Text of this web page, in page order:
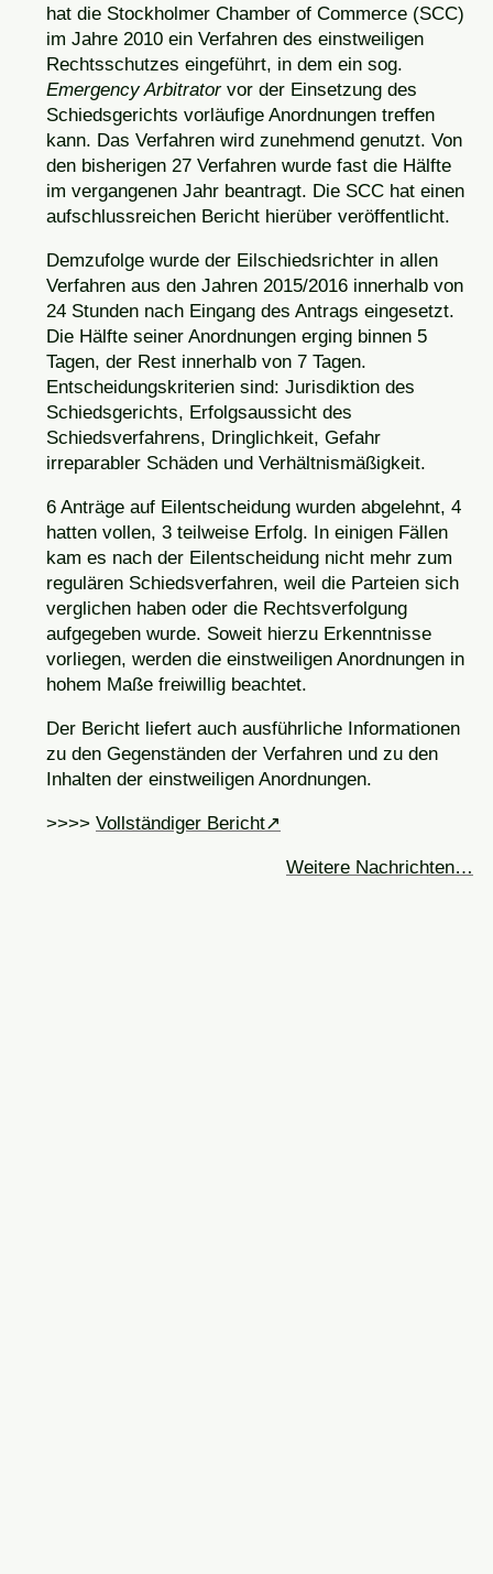
hat die Stockholmer Chamber of Commerce (SCC)
im Jahre 2010 ein Verfahren des einstweiligen
Rechtsschutzes eingeführt, in dem ein sog.
Emergency Arbitratorvor der Einsetzung des
Schiedsgerichts vorläufige Anordnungen treffen
kann. Das Verfahren wird zunehmend genutzt. Von
den bisherigen 27 Verfahren wurde fast die Hälfte
im vergangenen Jahr beantragt. Die SCC hat einen
aufschlussreichen Bericht hierüber veröffentlicht.
Demzufolge wurde der Eilschiedsrichter in allen
Verfahren aus den Jahren 2015/2016 innerhalb von
24 Stunden nach Eingang des Antrags eingesetzt.
Die Hälfte seiner Anordnungen erging binnen 5
Tagen, der Rest innerhalb von 7 Tagen.
Entscheidungskriterien sind: Jurisdiktion des
Schiedsgerichts, Erfolgsaussicht des
Schiedsverfahrens, Dringlichkeit, Gefahr
irreparabler Schäden und Verhältnismäßigkeit.
6 Anträge auf Eilentscheidung wurden abgelehnt, 4
hatten vollen, 3 teilweise Erfolg. In einigen Fällen
kam es nach der Eilentscheidung nicht mehr zum
regulären Schiedsverfahren, weil die Parteien sich
verglichen haben oder die Rechtsverfolgung
aufgegeben wurde. Soweit hierzu Erkenntnisse
vorliegen, werden die einstweiligen Anordnungen in
hohem Maße freiwillig beachtet.
Der Bericht liefert auch ausführliche Informationen
zu den Gegenständen der Verfahren und zu den
Inhalten der einstweiligen Anordnungen.
>>>> Vollständiger Bericht
Weitere Nachrichten…